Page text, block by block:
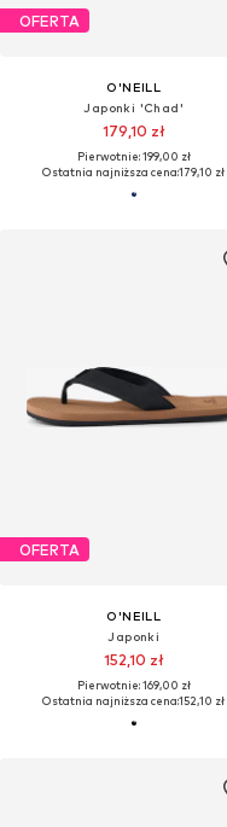
OFERTA
O'NEILL
Japonki 'Chad'
179,10 zł
Pierwotnie: 199,00 zł
Ostatnia najniższa cena:179,10 zł
OFERTA
O'NEILL
Japonki
152,10 zł
Pierwotnie: 169,00 zł
Ostatnia najniższa cena:152,10 zł